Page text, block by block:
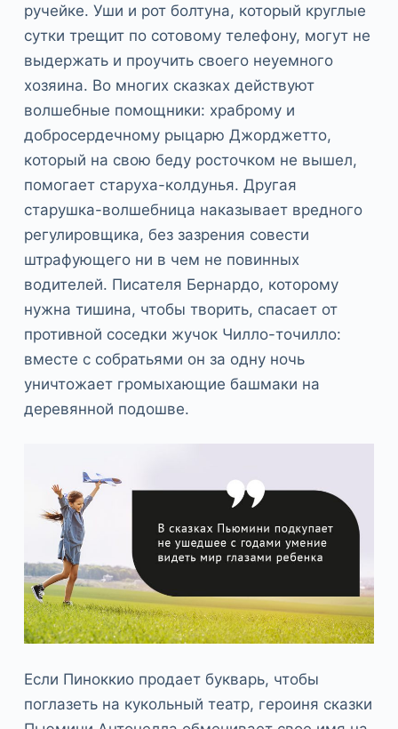
ручейке. Уши и рот болтуна, который круглые
сутки трещит по сотовому телефону, могут не
выдержать и проучить своего неуемного
хозяина. Во многих сказках действуют
волшебные помощники: храброму и
добросердечному рыцарю Джорджетто,
который на свою беду росточком не вышел,
помогает старуха-колдунья. Другая
старушка-волшебница наказывает вредного
регулировщика, без зазрения совести
штрафующего ни в чем не повинных
водителей. Писателя Бернардо, которому
нужна тишина, чтобы творить, спасает от
противной соседки жучок Чилло-точилло:
вместе с собратьями он за одну ночь
уничтожает громыхающие башмаки на
деревянной подошве.
Если Пиноккио продает букварь, чтобы
поглазеть на кукольный театр, героиня сказки